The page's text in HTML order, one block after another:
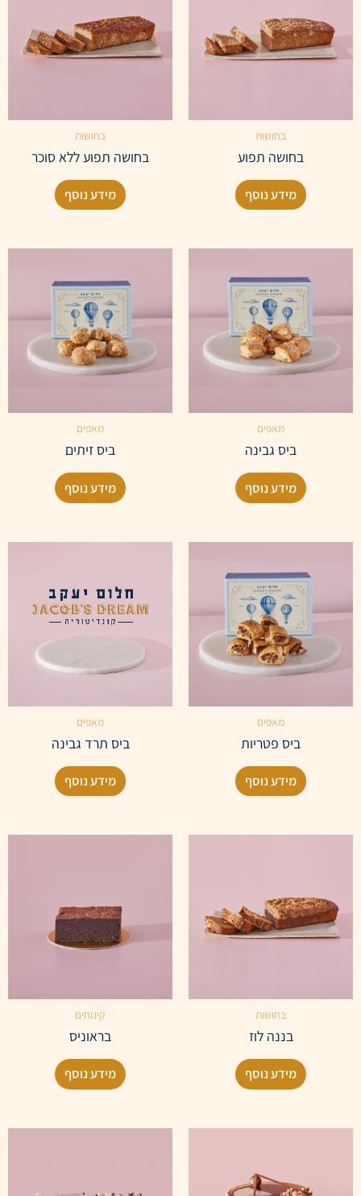
בחושות
בחושה תפוע
מידע נוסף
בחושות
בחושה תפוע ללא סוכר
מידע נוסף
מאפים
ביס גבינה
מידע נוסף
מאפים
ביס זיתים
מידע נוסף
מאפים
ביס פטריות
מידע נוסף
מאפים
ביס תרד גבינה
מידע נוסף
בחושות
בננה לוז
מידע נוסף
קינוחים
בראוניס
מידע נוסף